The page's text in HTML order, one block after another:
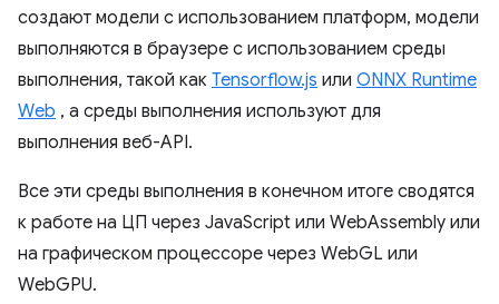
создают модели с использованием платформ, модели
выполняются в браузере с использованием среды
выполнения, такой как Tensorflow.js или ONNX Runtime
Web , а среды выполнения используют для
выполнения веб-API.
Все эти среды выполнения в конечном итоге сводятся
к работе на ЦП через JavaScript или WebAssembly или
на графическом процессоре через WebGL или
WebGPU.